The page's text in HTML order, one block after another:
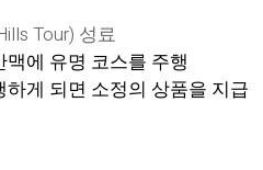
Tour) 성료
에 유명 코스를 주행
게 되면 소정의 상품을 지급